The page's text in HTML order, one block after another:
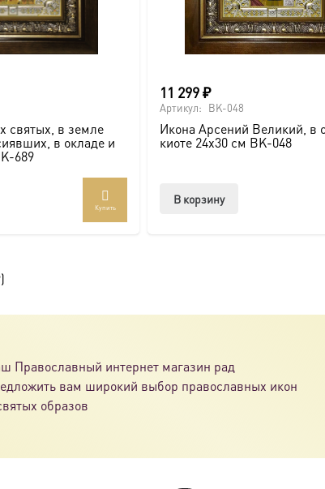
покровителей семьи).
можно заказать икону в окладе и киоте.
под заказ по вашим размерам.
святых, в земле
в окладе и
689
Купить
11 299₽
Артикул: BK-048
Икона Арсений Великий, в
киоте 24х30 см BK-048
В корзину
Православный интернет магазин рад
вам широкий выбор православных икон
образов